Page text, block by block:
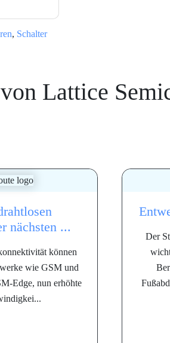
, Schalter
Lattice
nächsten ...
können
wie GSM und
Edge, nun erhöhte
Der